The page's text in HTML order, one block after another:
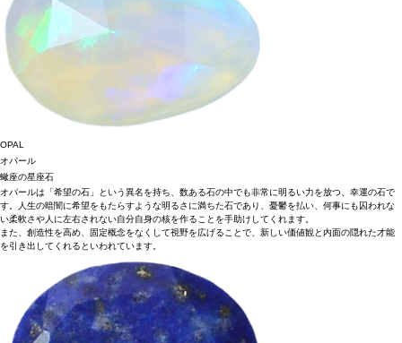
OPAL
オパール
蠍座の星座石
オパールは「希望の石」という異名を持ち、数ある石の中でも非常に明るい力を放つ、幸運の石で
す。人生の暗闇に希望をもたらすような明るさに満ちた石であり、憂鬱を払い、何事にも囚われな
い柔軟さや人に左右されない自分自身の核を作ることを手助けしてくれます。
また、創造性を高め、固定概念をなくして視野を広げることで、新しい価値観と内面の隠れた才能
を引き出してくれるといわれています。